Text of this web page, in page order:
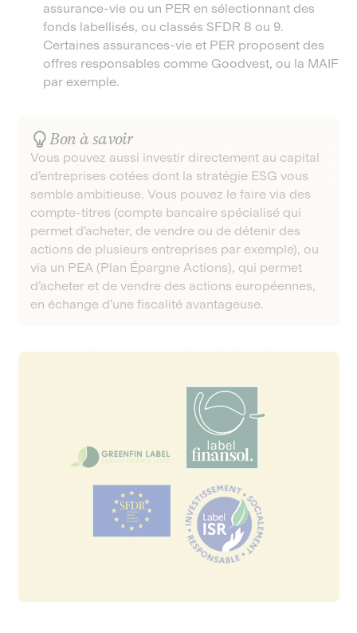
assurance-vie ou un PER en sélectionnant des
fonds labellisés, ou classés SFDR 8 ou 9.
Certaines assurances-vie et PER proposent des
offres responsables comme Goodvest, ou la MAIF
par exemple.
Bon à savoir
Vous pouvez aussi investir directement au capital
d’entreprises cotées dont la stratégie ESG vous
semble ambitieuse. Vous pouvez le faire via des
compte-titres (compte bancaire spécialisé qui
permet d’acheter, de vendre ou de détenir des
actions de plusieurs entreprises par exemple), ou
via un PEA (Plan Épargne Actions), qui permet
d’acheter et de vendre des actions européennes,
en échange d’une fiscalité avantageuse.